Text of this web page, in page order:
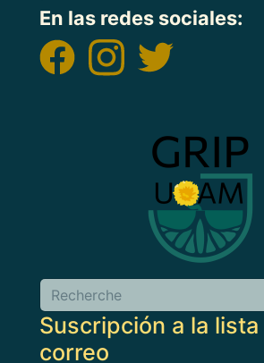
En las redes sociales:
Buscar
Suscripción a la lista
correo